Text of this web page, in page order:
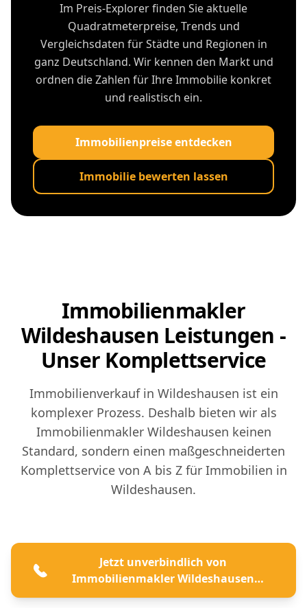
Im Preis-Explorer finden Sie aktuelle
Quadratmeterpreise, Trends und
Vergleichsdaten für Städte und Regionen in
ganz Deutschland. Wir kennen den Markt und
ordnen die Zahlen für Ihre Immobilie konkret
und realistisch ein.
Immobilienpreise entdecken
Immobilie bewerten lassen
Immobilienmakler
Wildeshausen Leistungen -
Unser Komplettservice
Immobilienverkauf in Wildeshausen ist ein
komplexer Prozess. Deshalb bieten wir als
Immobilienmakler Wildeshausen keinen
Standard, sondern einen maßgeschneiderten
Komplettservice von A bis Z für Immobilien in
Wildeshausen.
Jetzt unverbindlich von
Immobilienmakler Wildeshausen
beraten lassen